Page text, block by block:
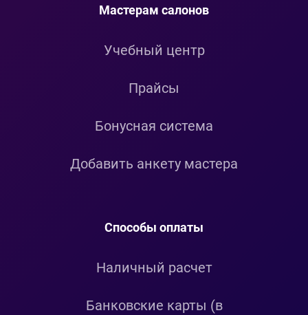
Мастерам салонов
Учебный центр
Прайсы
Бонусная система
Добавить анкету мастера
Способы оплаты
Наличный расчет
Банковские карты (в